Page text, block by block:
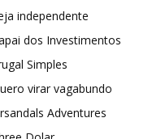
independente
dos Investimentos
Simples
virar vagabundo
Adventures